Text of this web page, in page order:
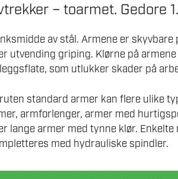
– toarmet. Gedore
av stål. Armene er
utvending griping. Klørne på
som utlukker skader på
standard armer kan flere ulike
armforlenger, armer med
lange armer med tynne klør. Enkelte
med hydrauliske spindler.